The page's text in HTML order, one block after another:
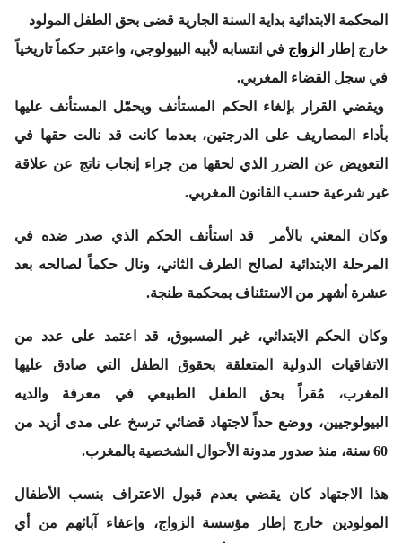
المحكمة الابتدائية بداية السنة الجارية قضى بحق الطفل المولود
خارج إطار
الزواج في انتسابه لأبيه البيولوجي، واعتبر حكماً تاريخياً
في سجل القضاء المغربي.
ويقضي القرار بإلغاء الحكم المستأنف ويحمّل المستأنف عليها
بأداء المصاريف على الدرجتين، بعدما كانت قد نالت حقها في
التعويض عن الضرر الذي لحقها من جراء إنجاب ناتج عن علاقة
غير شرعية حسب القانون المغربي.
وكان المعني بالأمر قد استأنف الحكم الذي صدر ضده في
المرحلة الابتدائية لصالح الطرف الثاني، ونال حكماً لصالحه بعد
عشرة أشهر من الاستئناف بمحكمة طنجة.
وكان الحكم الابتدائي، غير المسبوق، قد اعتمد على عدد من
الاتفاقيات الدولية المتعلقة بحقوق الطفل التي صادق عليها
المغرب، مُقراً بحق الطفل الطبيعي في معرفة والديه
البيولوجيين، ووضع حداً لاجتهاد قضائي ترسخ على مدى أزيد من
60 سنة، منذ صدور مدونة الأحوال الشخصية بالمغرب.
هذا الاجتهاد كان يقضي بعدم قبول الاعتراف بنسب الأطفال
المولودين خارج إطار مؤسسة الزواج، وإعفاء آبائهم من أي